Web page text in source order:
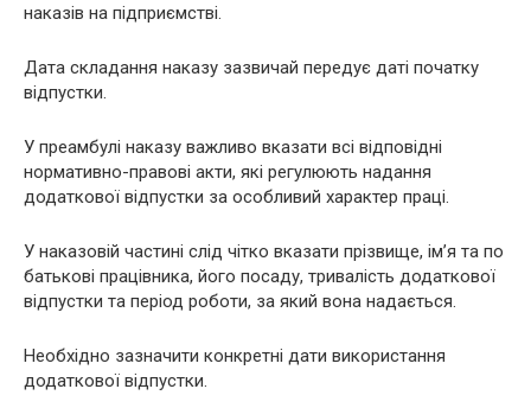
наказів на підприємстві.
Дата складання наказу зазвичай передує даті початку
відпустки.
У преамбулі наказу важливо вказати всі відповідні
нормативно-правові акти, які регулюють надання
додаткової відпустки за особливий характер праці.
У наказовій частині слід чітко вказати прізвище, ім’я та по
батькові працівника, його посаду, тривалість додаткової
відпустки та період роботи, за який вона надається.
Необхідно зазначити конкретні дати використання
додаткової відпустки.